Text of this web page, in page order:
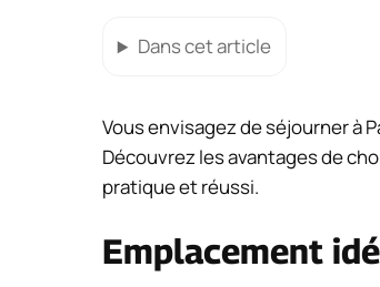
Dans cet article
Vous envisagez de séjourner à
Découvrez les avantages de
pratique et réussi.
Emplacement